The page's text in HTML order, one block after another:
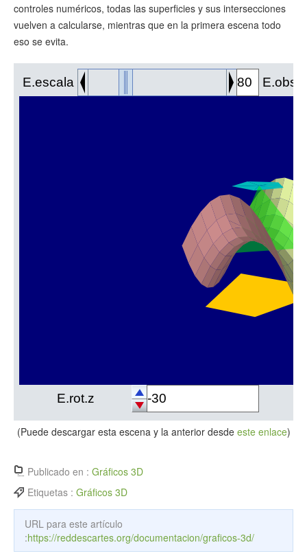
controles numéricos, todas las superficies y sus intersecciones
vuelven a calcularse, mientras que en la primera escena todo
eso se evita.
(Puede descargar esta escena y la anterior desde este enlace)
Publicado en : Gráficos 3D
Etiquetas : Gráficos 3D
URL para este artículo
:https://reddescartes.org/documentacion/graficos-3d/